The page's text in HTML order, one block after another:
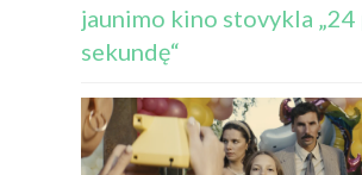
jaunimo kino stovykla „24
sekundę“